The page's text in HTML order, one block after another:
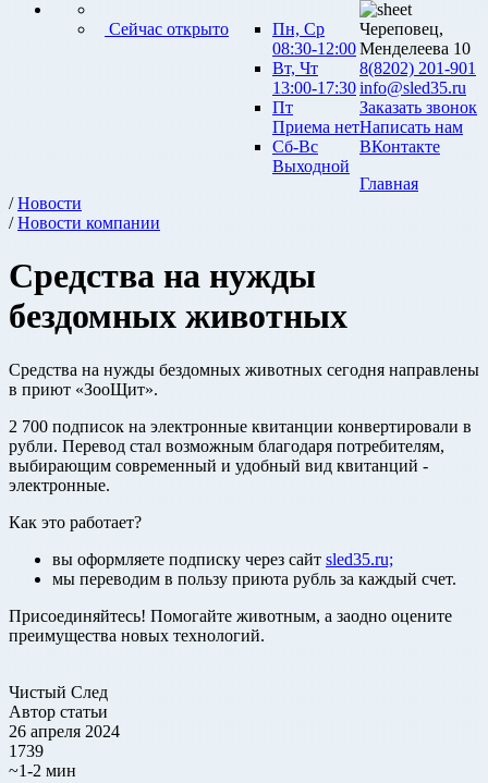
Сейчас открыто
Пн, Ср
08:30-12:00
Вт, Чт
13:00-17:30
Пт
Приема нет
Сб-Вс
Выходной
Череповец,
Менделеева 10
8(8202) 201-901
info@sled35.ru
Заказать звонок
Написать нам
ВКонтакте
Главная
/Новости
/Новости компании
Средства на нужды
бездомных животных
Средства на нужды бездомных животных сегодня направлены
в приют «ЗооЩит».
2 700 подписок на электронные квитанции конвертировали в
рубли. Перевод стал возможным благодаря потребителям,
выбирающим современный и удобный вид квитанций -
электронные.
Как это работает?
вы оформляете подписку через сайт sled35.ru;
мы переводим в пользу приюта рубль за каждый счет.
Присоединяйтесь! Помогайте животным, а заодно оцените
преимущества новых технологий.
Чистый След
Автор статьи
26 апреля 2024
1739
~1-2 мин